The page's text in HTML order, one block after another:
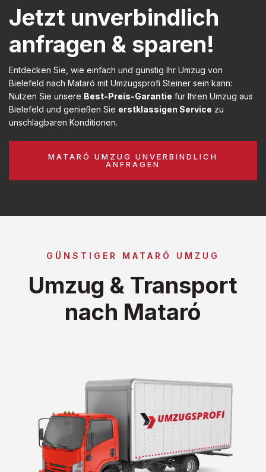
Jetzt unverbindlich
anfragen & sparen!
Entdecken Sie, wie einfach und günstig Ihr Umzug von
Bielefeld nach Mataró mit Umzugsprofi Steiner sein kann:
Nutzen Sie unsere Best-Preis-Garantie für Ihren Umzug aus
Bielefeld und genießen Sie erstklassigen Service zu
unschlagbaren Konditionen.
MATARÓ UMZUG UNVERBINDLICH
ANFRAGEN
GÜNSTIGER MATARÓ UMZUG
Umzug & Transport
nach Mataró